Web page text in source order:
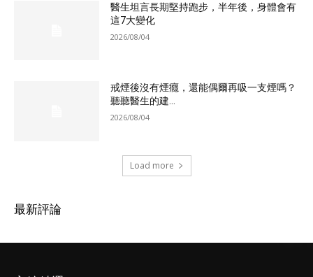
醫生坦言長期堅持跑步，半年後，身體會有
這7大變化
2026/08/04
戒煙後沒有煙癮，還能偶爾再吸一支煙嗎？
聽聽醫生的建...
2026/08/04
Load more
最新評論